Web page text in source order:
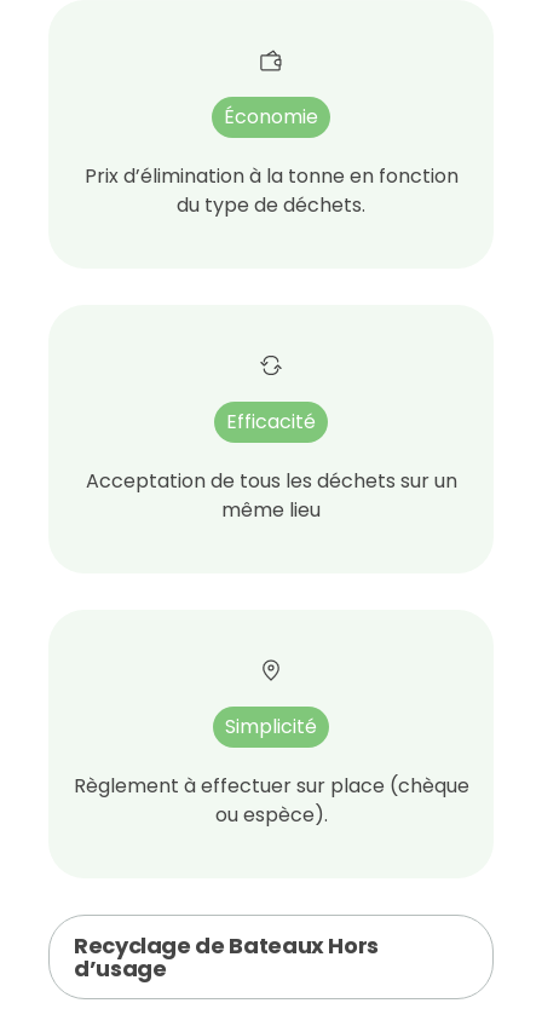
Économie
Prix d’élimination à la tonne en fonction
du type de déchets.
Efficacité
Acceptation de tous les déchets sur un
même lieu
Simplicité
Règlement à effectuer sur place (chèque
ou espèce).
Recyclage de Bateaux Hors
d’usage